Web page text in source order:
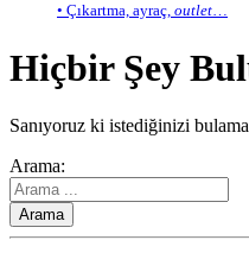
• Çıkartma, ayraç, outlet…
Hiçbir Şey
Sanıyoruz ki istediğinizi
Arama: